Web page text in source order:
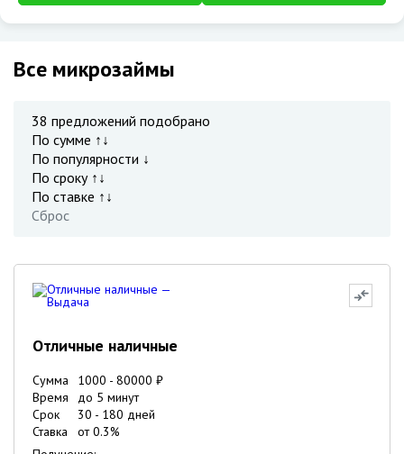
Все микрозаймы
38 предложений подобрано
По сумме ↑↓
По популярности ↓
По сроку ↑↓
По ставке ↑↓
Сброс
Отличные наличные
Сумма 1000 - 80000 ₽
Время
до 5 минут
Срок
30 - 180 дней
Ставка
от0.3%